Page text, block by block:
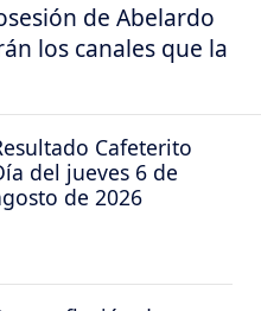
de Abelardo
los canales que la
Cafeterito
del jueves 6 de
de 2026